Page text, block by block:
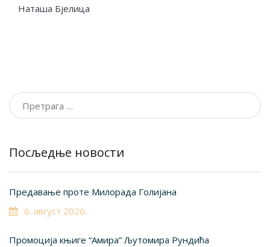
Наташа Бјелица
Посљедње новости
Предавање проте Милорада Голијана
6. август 2026.
Промоција књиге “Амира” Љутомира Рундића